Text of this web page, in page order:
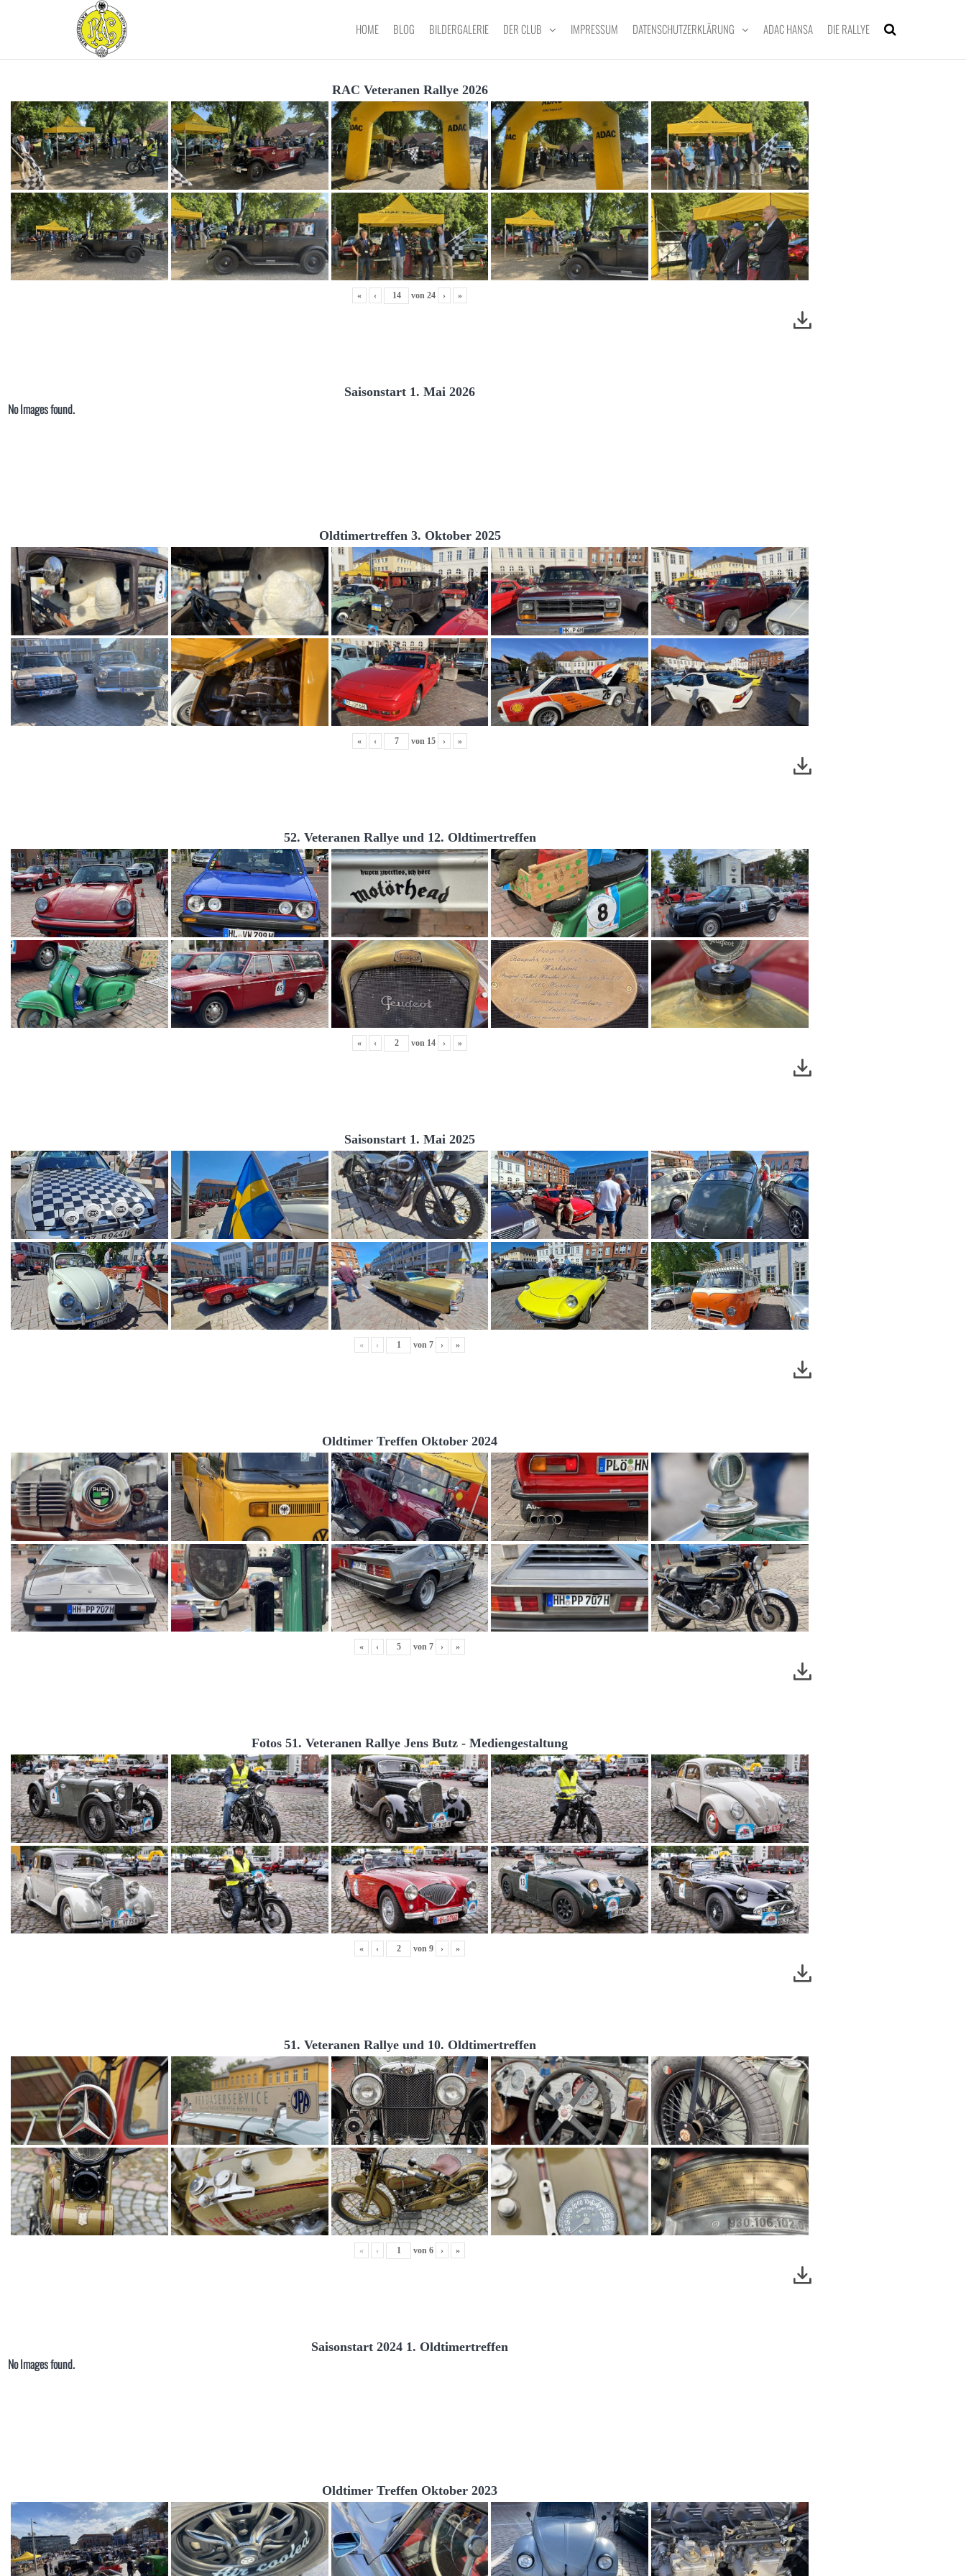
AUTOMOBIL-
ADAC E.V.
HOME BLOG BILDERGALERIE DER CLUB IMPRESSUM DATENSCHUTZERKLÄRUNG ADAC HANSA DIE RALLYE
RAC Veteranen Rallye 2026
« ‹ von 24 › »
Saisonstart 1. Mai 2026
No Images found.
Oldtimertreffen 3. Oktober 2025
« ‹ von 15 › »
52. Veteranen Rallye und 12. Oldtimertreffen
« ‹ von 14 › »
Saisonstart 1. Mai 2025
« ‹ von 7 › »
Oldtimer Treffen Oktober 2024
« ‹ von 7 › »
Fotos 51. Veteranen Rallye Jens Butz - Mediengestaltung
« ‹ von 9 › »
51. Veteranen Rallye und 10. Oldtimertreffen
« ‹ von 6 › »
Saisonstart 2024 1. Oldtimertreffen
No Images found.
Oldtimer Treffen Oktober 2023